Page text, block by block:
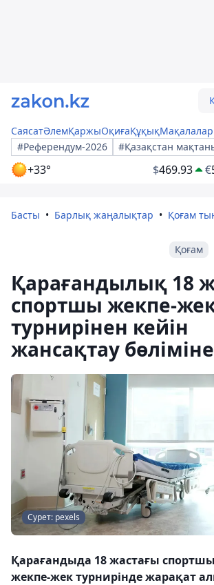
СаясатӘлемҚаржыОқиғаҚұқықМақалалар
#Референдум-2026
#Қазақстан
+33° $469.93 €
Басты Барлық жаңалықтар Қоғам
Қоғам
Қарағандылық 18
спортшы жекпе-
турнирінен кейін
жансақтау бөліміне
Сурет: pexels
Қарағандыда 18 жастағы спортшы
жекпе-жек турнирінде жарақат